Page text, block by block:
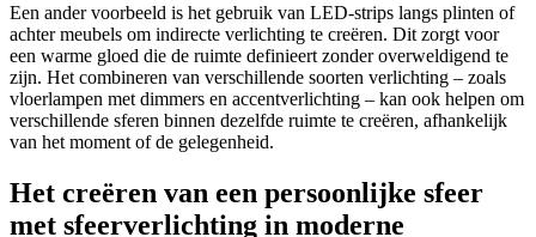
Een ander voorbeeld is het gebruik van LED-strips langs plinten of
achter meubels om indirecte verlichting te creëren. Dit zorgt voor
een warme gloed die de ruimte definieert zonder overweldigend te
zijn. Het combineren van verschillende soorten verlichting – zoals
vloerlampen met dimmers en accentverlichting – kan ook helpen om
verschillende sferen binnen dezelfde ruimte te creëren, afhankelijk
van het moment of de gelegenheid.
Het creëren van een persoonlijke sfeer
met sfeerverlichting in moderne